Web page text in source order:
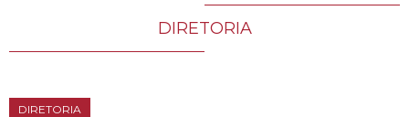
DIRETORIA
DIRETORIA